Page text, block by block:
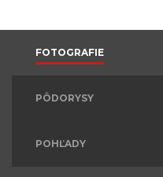
FOTOGRAFIE
PÔDORYSY
POHĽADY